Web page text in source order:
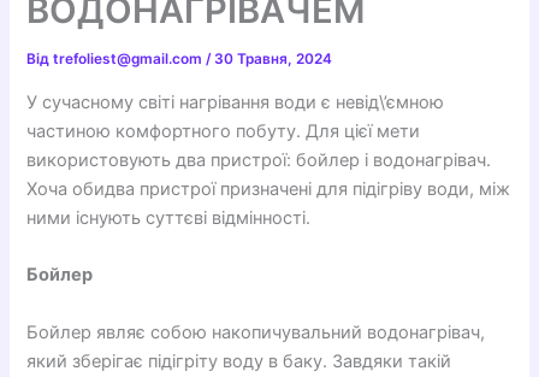
ВОДОНАГРІВАЧЕМ
Відtrefoliest@gmail.com/ 30 Травня, 2024
У сучасному світі нагрівання води є невід\’ємною
частиною комфортного побуту. Для цієї мети
використовують два пристрої: бойлер і водонагрівач.
Хоча обидва пристрої призначені для підігріву води, між
ними існують суттєві відмінності.
Бойлер
Бойлер являє собою накопичувальний водонагрівач,
який зберігає підігріту воду в баку. Завдяки такій